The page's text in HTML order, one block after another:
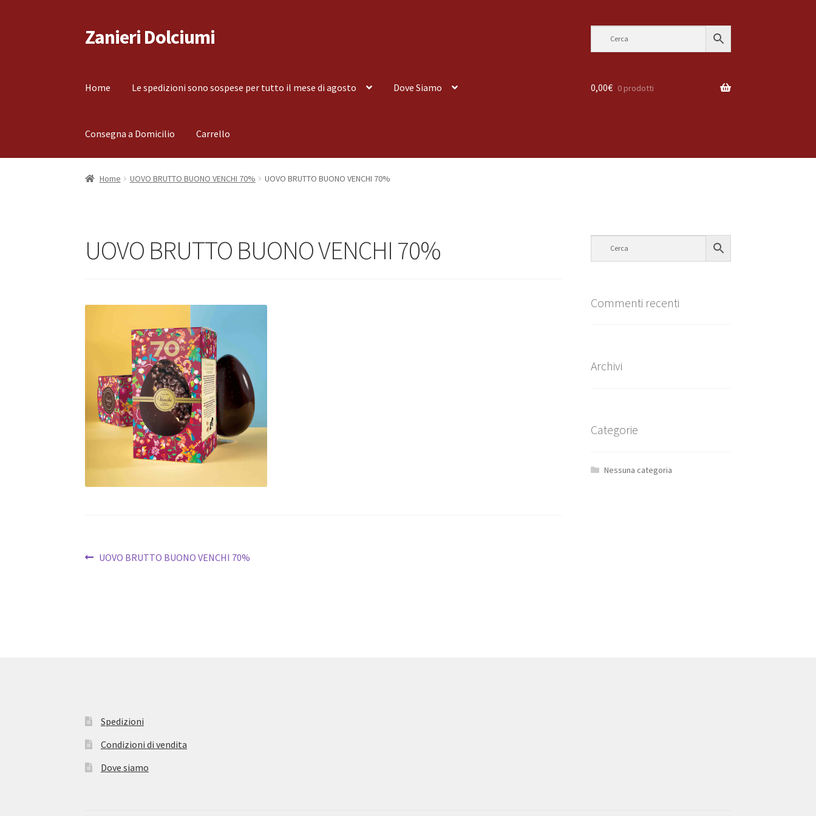
Vai
alla
Vai
al
Zanieri Dolciumi
Home Le spedizioni sono sospese per tutto il mese di agosto Dove Siamo
Consegna a Domicilio Carrello
Home CarrelloCassaCondizioni di vendita Consegna a Domicilio Consegna a Domicilio
0,00€ 0 prodotti
Home UOVO BRUTTO BUONO VENCHI 70% UOVO BRUTTO BUONO VENCHI 70%
UOVO BRUTTO BUONO VENCHI 70%
Navigazione
Articolo
UOVO BRUTTO BUONO VENCHI 70%
Commenti recenti
Archivi
Categorie
Nessuna categoria
Spedizioni
Condizioni di vendita
Dove siamo